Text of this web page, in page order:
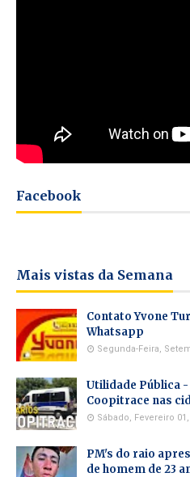
Facebook
Mais vistas da Semana
Contato Yvone
Whatsapp
Segunda-Feira,
Utilidade Pública
Coopitrace nas
Sábado, Fevereiro
PM's do raio
de homem de 23